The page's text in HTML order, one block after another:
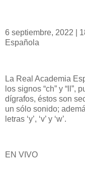
6 septiembre, 2022 |
Española
La Real Academia
los signos “ch” y “ll”,
dígrafos, éstos son
un sólo sonido;
letras ‘y’, ‘v’ y ‘w’.
EN VIVO